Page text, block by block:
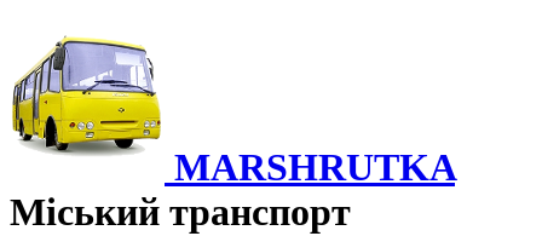
MARSHRUTKA
Міський транспорт